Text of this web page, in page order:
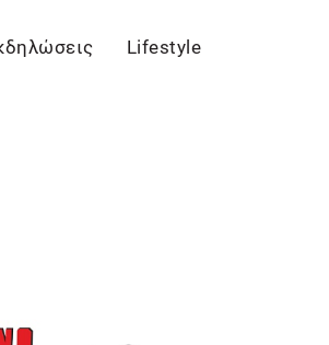
Lifestyle